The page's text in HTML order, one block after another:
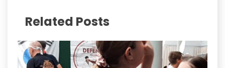
Related Posts